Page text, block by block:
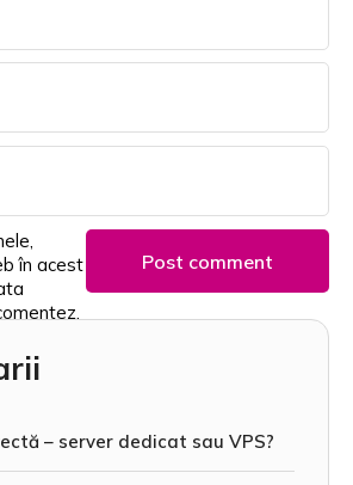
în acest
– server dedicat sau VPS?